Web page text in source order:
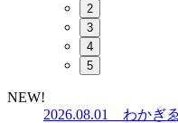
2
3
4
5
NEW!
2026.08.01 わかぎ